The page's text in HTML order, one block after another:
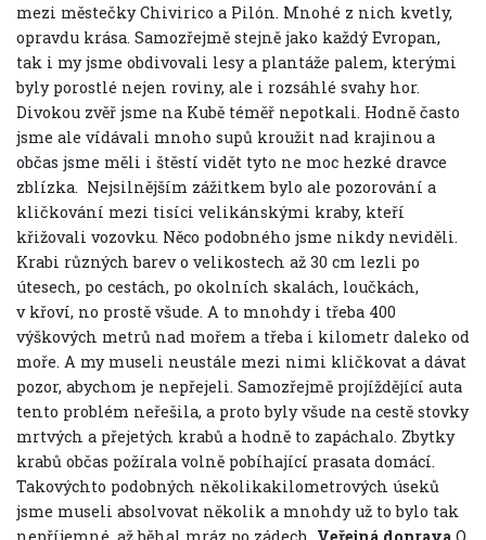
mezi městečky Chivirico a Pilón. Mnohé z nich kvetly,
opravdu krása. Samozřejmě stejně jako každý Evropan,
tak i my jsme obdivovali lesy a plantáže palem, kterými
byly porostlé nejen roviny, ale i rozsáhlé svahy hor.
Divokou zvěř jsme na Kubě téměř nepotkali. Hodně často
jsme ale vídávali mnoho supů kroužit nad krajinou a
občas jsme měli i štěstí vidět tyto ne moc hezké dravce
zblízka. Nejsilnějším zážitkem bylo ale pozorování a
kličkování mezi tisíci velikánskými kraby, kteří
křižovali vozovku. Něco podobného jsme nikdy neviděli.
Krabi různých barev o velikostech až 30 cm lezli po
útesech, po cestách, po okolních skalách, loučkách,
v křoví, no prostě všude. A to mnohdy i třeba 400
výškových metrů nad mořem a třeba i kilometr daleko od
moře. A my museli neustále mezi nimi kličkovat a dávat
pozor, abychom je nepřejeli. Samozřejmě projíždějící auta
tento problém neřešila, a proto byly všude na cestě stovky
mrtvých a přejetých krabů a hodně to zapáchalo. Zbytky
krabů občas požírala volně pobíhající prasata domácí.
Takovýchto podobných několikakilometrových úseků
jsme museli absolvovat několik a mnohdy už to bylo tak